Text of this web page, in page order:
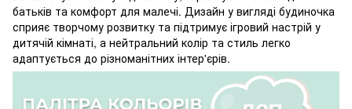
батьків та комфорт для малечі. Дизайн у вигляді будиночка
сприяє творчому розвитку та підтримує ігровий настрій у
дитячій кімнаті, а нейтральний колір та стиль легко
адаптується до різноманітних інтер'єрів.